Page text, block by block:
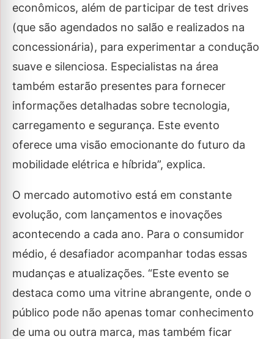
econômicos, além de participar de test drives
(que são agendados no salão e realizados na
concessionária), para experimentar a condução
suave e silenciosa. Especialistas na área
também estarão presentes para fornecer
informações detalhadas sobre tecnologia,
carregamento e segurança. Este evento
oferece uma visão emocionante do futuro da
mobilidade elétrica e híbrida”, explica.
O mercado automotivo está em constante
evolução, com lançamentos e inovações
acontecendo a cada ano. Para o consumidor
médio, é desafiador acompanhar todas essas
mudanças e atualizações. “Este evento se
destaca como uma vitrine abrangente, onde o
público pode não apenas tomar conhecimento
de uma ou outra marca, mas também ficar